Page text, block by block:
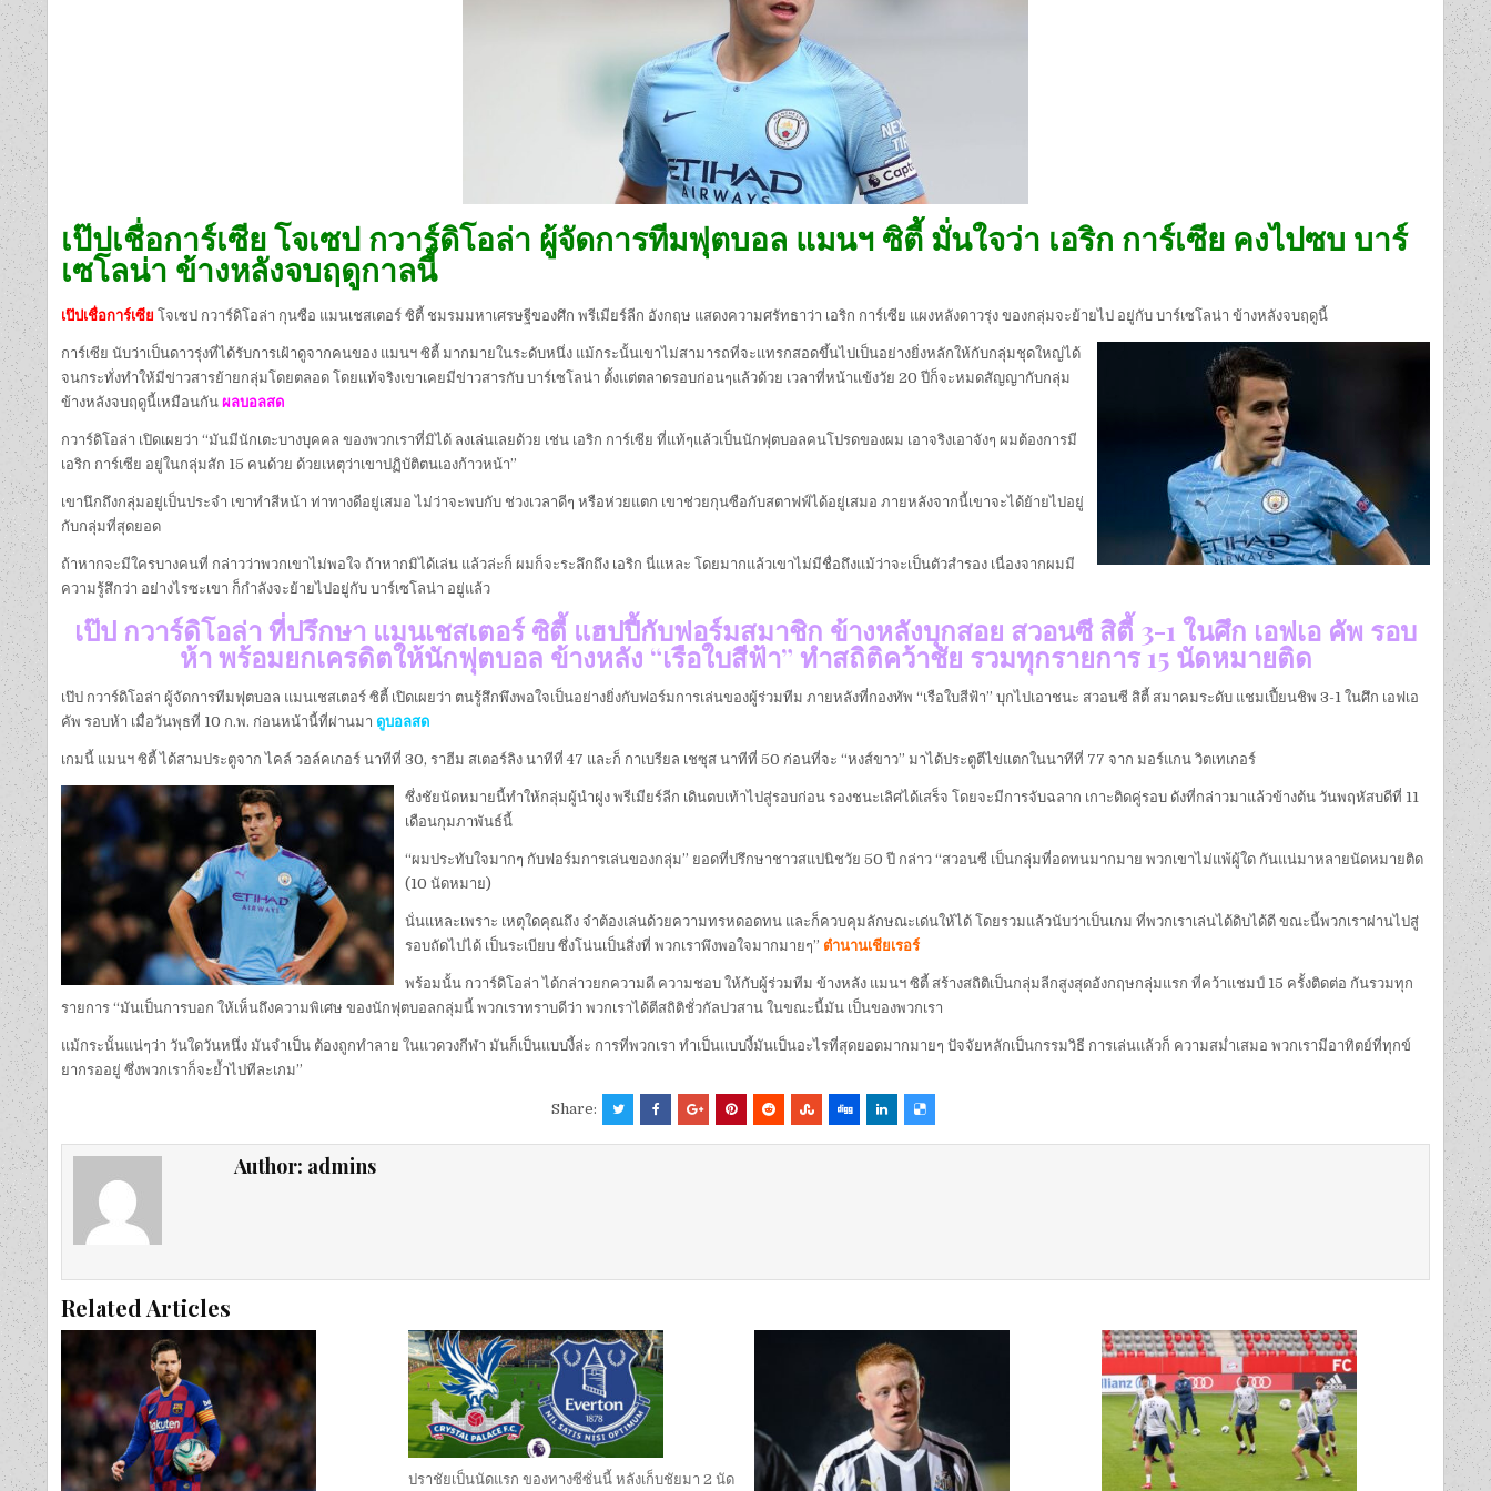
เป๊ปเชื่อการ์เซีย โจเซป กวาร์ดิโอล่า ผู้จัดการทีมฟุตบอล แมนฯ ซิตี้ มั่นใจว่า เอริก การ์เซีย คงไปซบ บาร์
เซโลน่า ข้างหลังจบฤดูกาลนี้
เป๊ปเชื่อการ์เซีย โจเซป กวาร์ดิโอล่า กุนซือ แมนเชสเตอร์ ซิตี้ ชมรมมหาเศรษฐีของศึก พรีเมียร์ลีก อังกฤษ แสดงความศรัทธาว่า เอริก การ์เซีย แผงหลังดาวรุ่ง ของกลุ่มจะย้ายไป อยู่กับ บาร์เซโลน่า ข้างหลังจบฤดูนี้
การ์เซีย นับว่าเป็นดาวรุ่งที่ได้รับการเฝ้าดูจากคนของ แมนฯ ซิตี้ มากมายในระดับหนึ่ง แม้กระนั้นเขาไม่สามารถที่จะแทรกสอดขึ้นไปเป็นอย่างยิ่งหลักให้กับกลุ่มชุดใหญ่ได้
จนกระทั่งทำให้มีข่าวสารย้ายกลุ่มโดยตลอด โดยแท้จริงเขาเคยมีข่าวสารกับ บาร์เซโลน่า ตั้งแต่ตลาดรอบก่อนๆแล้วด้วย เวลาที่หน้าแข้งวัย 20 ปีก็จะหมดสัญญากับกลุ่ม
ข้างหลังจบฤดูนี้เหมือนกัน ผลบอลสด
กวาร์ดิโอล่า เปิดเผยว่า “มันมีนักเตะบางบุคคล ของพวกเราที่มิได้ ลงเล่นเลยด้วย เช่น เอริก การ์เซีย ที่แท้ๆแล้วเป็นนักฟุตบอลคนโปรดของผม เอาจริงเอาจังๆ ผมต้องการมี
เอริก การ์เซีย อยู่ในกลุ่มสัก 15 คนด้วย ด้วยเหตุว่าเขาปฏิบัติตนเองก้าวหน้า”
เขานึกถึงกลุ่มอยู่เป็นประจำ เขาทำสีหน้า ท่าทางดีอยู่เสมอ ไม่ว่าจะพบกับ ช่วงเวลาดีๆ หรือห่วยแตก เขาช่วยกุนซือกับสตาฟฟ์ได้อยู่เสมอ ภายหลังจากนี้เขาจะได้ย้ายไปอยู่
กับกลุ่มที่สุดยอด
ถ้าหากจะมีใครบางคนที่ กล่าวว่าพวกเขาไม่พอใจ ถ้าหากมิได้เล่น แล้วล่ะก็ ผมก็จะระลึกถึง เอริก นี่แหละ โดยมากแล้วเขาไม่มีชื่อถึงแม้ว่าจะเป็นตัวสำรอง เนื่องจากผมมี
ความรู้สึกว่า อย่างไรซะเขา ก็กำลังจะย้ายไปอยู่กับ บาร์เซโลน่า อยู่แล้ว
เป๊ป กวาร์ดิโอล่า ที่ปรึกษา แมนเชสเตอร์ ซิตี้ แฮปปี้กับฟอร์มสมาชิก ข้างหลังบุกสอย สวอนซี สิตี้ 3-1 ในศึก เอฟเอ คัพ รอบ
ห้า พร้อมยกเครดิตให้นักฟุตบอล ข้างหลัง “เรือใบสีฟ้า” ทำสถิติคว้าชัย รวมทุกรายการ 15 นัดหมายติด
เป๊ป กวาร์ดิโอล่า ผู้จัดการทีมฟุตบอล แมนเชสเตอร์ ซิตี้ เปิดเผยว่า ตนรู้สึกพึงพอใจเป็นอย่างยิ่งกับฟอร์มการเล่นของผู้ร่วมทีม ภายหลังที่กองทัพ “เรือใบสีฟ้า” บุกไปเอาชนะ สวอนซี สิตี้ สมาคมระดับ แชมเปี้ยนชิพ 3-1 ในศึก เอฟเอ
คัพ รอบห้า เมื่อวันพุธที่ 10 ก.พ. ก่อนหน้านี้ที่ผ่านมา ดูบอลสด
เกมนี้ แมนฯ ซิตี้ ได้สามประตูจาก ไคล์ วอล์คเกอร์ นาทีที่ 30, ราฮีม สเตอร์ลิง นาทีที่ 47 และก็ กาเบรียล เชซุส นาทีที่ 50 ก่อนที่จะ “หงส์ขาว” มาได้ประตูตีไข่แตกในนาทีที่ 77 จาก มอร์แกน วิตเทเกอร์
ซึ่งชัยนัดหมายนี้ทำให้กลุ่มผู้นำฝูง พรีเมียร์ลีก เดินตบเท้าไปสู่รอบก่อน รองชนะเลิศได้เสร็จ โดยจะมีการจับฉลาก เกาะติดคู่รอบ ดังที่กล่าวมาแล้วข้างต้น วันพฤหัสบดีที่ 11
เดือนกุมภาพันธ์นี้
“ผมประทับใจมากๆ กับฟอร์มการเล่นของกลุ่ม” ยอดที่ปรึกษาชาวสแปนิชวัย 50 ปี กล่าว “สวอนซี เป็นกลุ่มที่อดทนมากมาย พวกเขาไม่แพ้ผู้ใด กันแน่มาหลายนัดหมายติด
(10 นัดหมาย)
นั่นแหละเพราะ เหตุใดคุณถึง จำต้องเล่นด้วยความทรหดอดทน และก็ควบคุมลักษณะเด่นให้ได้ โดยรวมแล้วนับว่าเป็นเกม ที่พวกเราเล่นได้ดิบได้ดี ขณะนี้พวกเราผ่านไปสู่
รอบถัดไปได้ เป็นระเบียบ ซึ่งโน่นเป็นสิ่งที่ พวกเราพึงพอใจมากมายๆ” ตำนานเชียเรอร์
พร้อมนั้น กวาร์ดิโอล่า ได้กล่าวยกความดี ความชอบ ให้กับผู้ร่วมทีม ข้างหลัง แมนฯ ซิตี้ สร้างสถิติเป็นกลุ่มลีกสูงสุดอังกฤษกลุ่มแรก ที่คว้าแชมป์ 15 ครั้งติดต่อ กันรวมทุก
รายการ “มันเป็นการบอก ให้เห็นถึงความพิเศษ ของนักฟุตบอลกลุ่มนี้ พวกเราทราบดีว่า พวกเราได้ตีสถิติชั่วกัลปวสาน ในขณะนี้มัน เป็นของพวกเรา
แม้กระนั้นแน่ๆว่า วันใดวันหนึ่ง มันจำเป็น ต้องถูกทำลาย ในแวดวงกีฬา มันก็เป็นแบบงี้ล่ะ การที่พวกเรา ทำเป็นแบบงี้มันเป็นอะไรที่สุดยอดมากมายๆ ปัจจัยหลักเป็นกรรมวิธี การเล่นแล้วก็ ความสม่ำเสมอ พวกเรามีอาทิตย์ที่ทุกข์
ยากรออยู่ ซึ่งพวกเราก็จะย้ำไปทีละเกม”
Share:
Author: admins
Related Articles
ปราชัยเป็นนัดแรก ของทางซีซั่นนี้ หลังเก็บชัยมา 2 นัด